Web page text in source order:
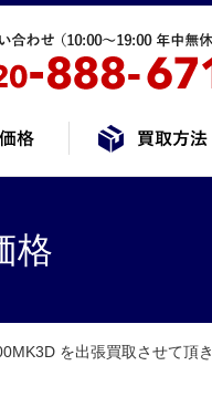
格
を出張買取させて頂き